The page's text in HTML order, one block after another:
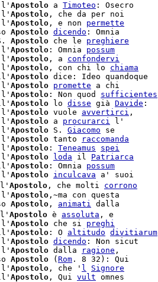
l' Apostolo a Timoteo : Osecro
l' Apostolo , che da per noi
l' Apostolo , e non permette
Apostolo dicendo : Omnia
Apostolo che le preghiere
l' Apostolo : Omnia possum
l' Apostolo , a confondervi
l' Apostolo , con chi lo chiama
Apostolo dice: Ideo quandoque
l' Apostolo promette a chi
l' Apostolo : Non quod sufficientes
Apostolo lo disse già Davide :
Apostolo vuole avvertirci ,
l' Apostolo a procurarci l'
l'Apostolo S. Giacomo se
Apostolo tanto
raccomanda
l' Apostolo : Teneamus
spei
l' Apostolo loda il Patriarca
Apostolo : Omnia possum
Apostolo inculcava a' suoi
l' Apostolo , che molti corrono
l' Apostolo ,~ma con questa
Apostolo , animati
dalla
Apostolo è assoluta , e
Apostolo che si preghi
Apostolo : O altitudo divitiarum
l' Apostolo dicendo : Non sicut
l' Apostolo dalla ragione ,
Apostolo ( Rom . 8 32): Qui
l' Apostolo , che ' l
Signore
Apostolo , Qui vult omnes